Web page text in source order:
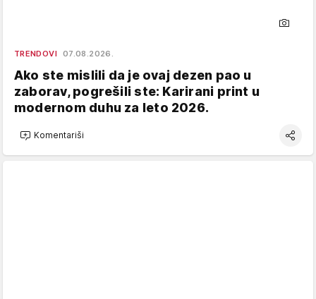
TRENDOVI 07.08.2026.
Ako ste mislili da je ovaj dezen pao u
zaborav, pogrešili ste: Karirani print u
modernom duhu za leto 2026.
Komentariši